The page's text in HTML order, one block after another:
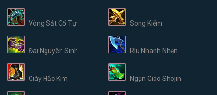
Vòng Sắt Cổ Tự Song Kiếm
Đai Nguyên Sinh Rìu Nhanh Nhẹn
Giày Hắc Kim Ngọn Giáo Shojin